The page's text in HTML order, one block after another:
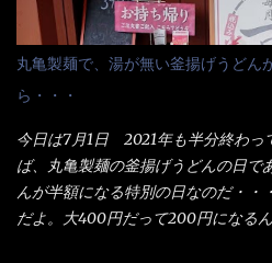
丸亀製麺で、湯が無い釜揚げうど
ら・・・
今日は7月1日 2021年も半分終わっ
ば、丸亀製麺の釜揚げうどんの日で
んが半額になる特別の日なのだ・
だよ。大400円だって200円になる